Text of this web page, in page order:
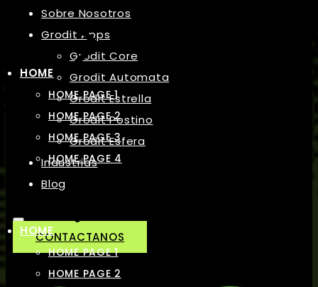
Sobre Nosotros
Grodit Apps
Grodit Core
Grodit Automata
Grodit Estrella
Grodit Postino
Grodit Esfera
Industrias
Blog
CONTACTANOS
HOME
HOME PAGE 1
HOME PAGE 2
HOME PAGE 3
HOME PAGE 4
HOME
HOME PAGE 1
HOME PAGE 2